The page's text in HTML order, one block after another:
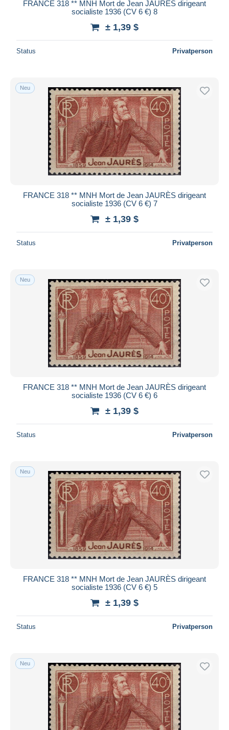
FRANCE 318 ** MNH Mort de Jean JAURÈS dirigeant
socialiste 1936 (CV 6 €) 8
± 1,39 $
Status Privatperson
Neu
FRANCE 318 ** MNH Mort de Jean JAURÈS dirigeant
socialiste 1936 (CV 6 €) 7
± 1,39 $
Status Privatperson
Neu
FRANCE 318 ** MNH Mort de Jean JAURÈS dirigeant
socialiste 1936 (CV 6 €) 6
± 1,39 $
Status Privatperson
Neu
FRANCE 318 ** MNH Mort de Jean JAURÈS dirigeant
socialiste 1936 (CV 6 €) 5
± 1,39 $
Status Privatperson
Neu